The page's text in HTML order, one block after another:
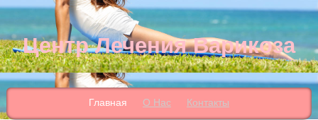
Центр Лечения Варикоза
Главная О Нас Контакты